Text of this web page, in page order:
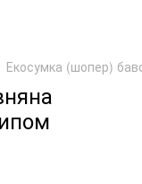
Екосумка (шопер)